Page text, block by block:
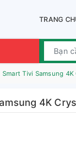
TRANG
Smart Tivi Samsung
4K